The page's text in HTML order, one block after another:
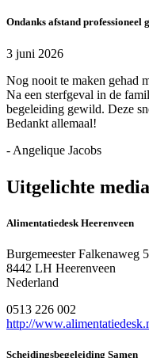
Ondanks afstand professioneel
3 juni 2026
Nog nooit te maken gehad
Na een sterfgeval in de
begeleiding gewild. Deze
Bedankt allemaal!
- Angelique Jacobs
Uitgelichte
Alimentatiedesk Heerenveen
Burgemeester Falkenaweg
8442 LH Heerenveen
Nederland
0513 226 002
http://
Scheidingsbegeleiding Samen